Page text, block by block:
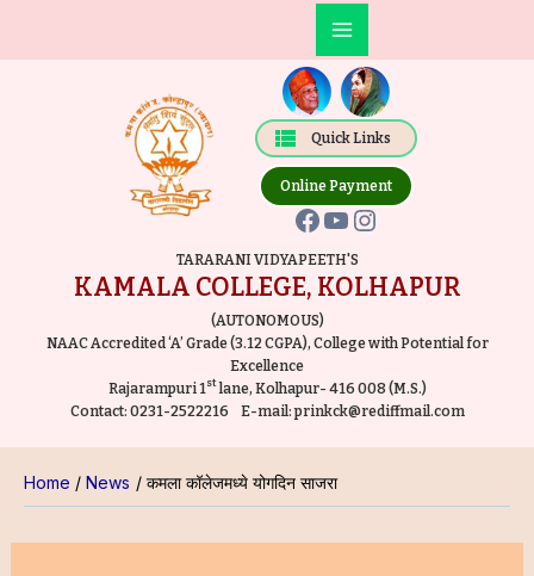
Quick Links
Main
Menu
Online Payment
Facebook
YouTube
Instagram
TARARANI VIDYAPEETH'S
KAMALA COLLEGE, KOLHAPUR
(AUTONOMOUS)
NAAC Accredited ‘A’ Grade (3.12 CGPA), College with Potential for
Excellence
Rajarampuri 1stlane, Kolhapur- 416 008 (M.S.)
Contact: 0231-2522216 E-mail:prinkck@rediffmail.com
Home News कमला कॉलेजमध्ये योगदिन साजरा